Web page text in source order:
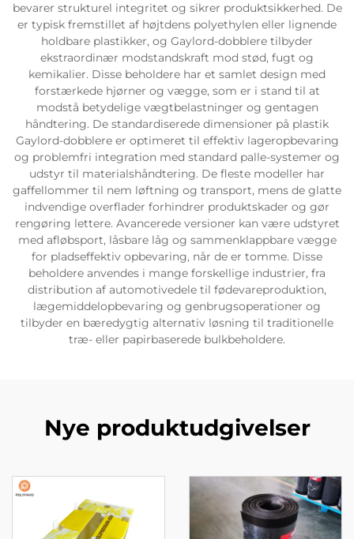
bevarer strukturel integritet og sikrer produktsikkerhed. De
er typisk fremstillet af højtdens polyethylen eller lignende
holdbare plastikker, og Gaylord-dobblere tilbyder
ekstraordinær modstandskraft mod stød, fugt og
kemikalier. Disse beholdere har et samlet design med
forstærkede hjørner og vægge, som er i stand til at
modstå betydelige vægtbelastninger og gentagen
håndtering. De standardiserede dimensioner på plastik
Gaylord-dobblere er optimeret til effektiv lageropbevaring
og problemfri integration med standard palle-systemer og
udstyr til materialshåndtering. De fleste modeller har
gaffellommer til nem løftning og transport, mens de glatte
indvendige overflader forhindrer produktskader og gør
rengøring lettere. Avancerede versioner kan være udstyret
med afløbsport, låsbare låg og sammenklappbare vægge
for pladseffektiv opbevaring, når de er tomme. Disse
beholdere anvendes i mange forskellige industrier, fra
distribution af automotivedele til fødevareproduktion,
lægemiddelopbevaring og genbrugsoperationer og
tilbyder en bæredygtig alternativ løsning til traditionelle
træ- eller papirbaserede bulkbeholdere.
Nye produktudgivelser